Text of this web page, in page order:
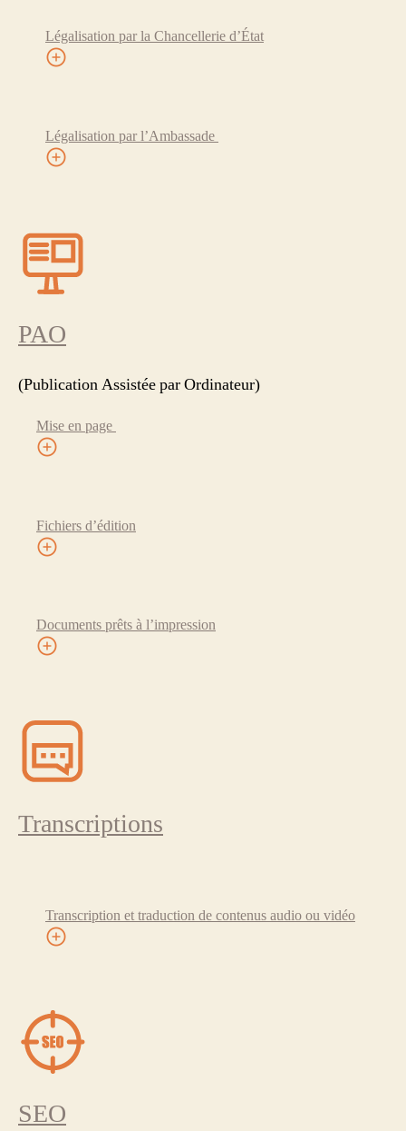
Légalisation par la Chancellerie d’État
Légalisation par l’Ambassade
PAO
(Publication Assistée par Ordinateur)
Mise en page
Fichiers d’édition
Documents prêts à l’impression
Transcriptions
Transcription et traduction de contenus audio ou vidéo
SEO